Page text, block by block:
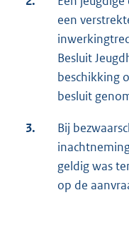
een
Besluit
beschikking
besluit
3.
Bij
geldig was
op de